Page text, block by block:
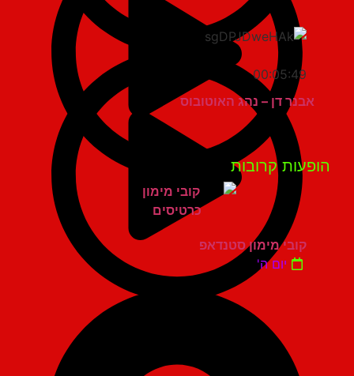
00:05:49
אבנר דן – נהג האוטובוס
קרובות
קובי מימון סטנדאפ
יום ה'